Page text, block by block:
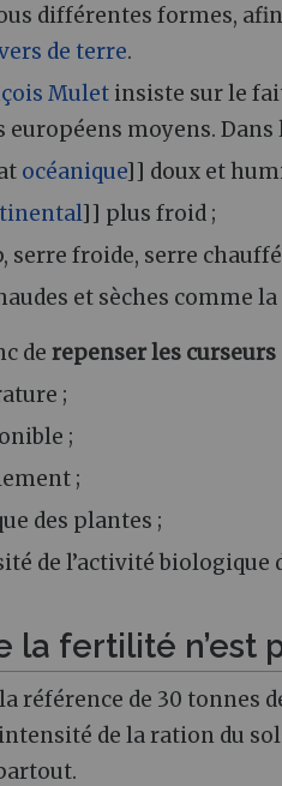
différentes formes,
de terre.
Mulet insiste sur le
européens moyens.
océanique]] doux et
]] plus froid ;
serre froide, serre
et sèches comme
de repenser les curseurs
;
;
;
des plantes ;
de l’activité biologique
la fertilité n’est
la référence de 30
de la ration du